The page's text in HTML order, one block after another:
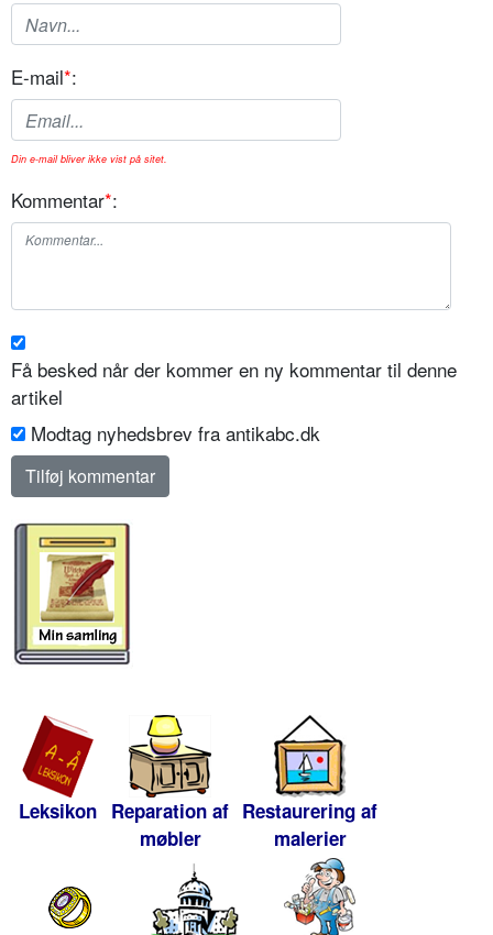
E-mail*:
Din e-mail bliver ikke vist på sitet.
Kommentar*:
Få besked når der kommer en ny kommentar til denne
artikel
Modtag nyhedsbrev fra antikabc.dk
Leksikon Reparation af
møbler
Restaurering af
malerier